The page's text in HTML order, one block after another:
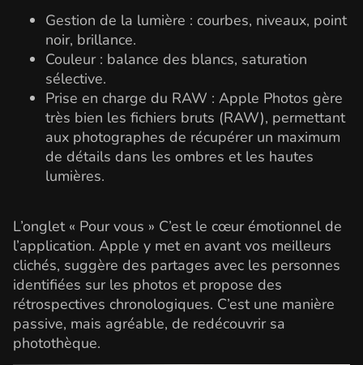
Gestion de la lumière : courbes, niveaux, point
noir, brillance.
Couleur : balance des blancs, saturation
sélective.
Prise en charge du RAW : Apple Photos gère
très bien les fichiers bruts (RAW), permettant
aux photographes de récupérer un maximum
de détails dans les ombres et les hautes
lumières.
L’onglet « Pour vous » C’est le cœur émotionnel de
l’application. Apple y met en avant vos meilleurs
clichés, suggère des partages avec les personnes
identifiées sur les photos et propose des
rétrospectives chronologiques. C’est une manière
passive, mais agréable, de redécouvrir sa
photothèque.